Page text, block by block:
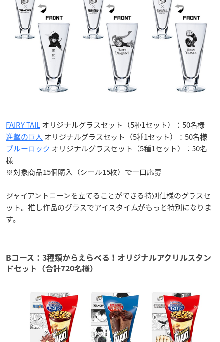
FAIRY TAILオリジナルグラスセット（5種1セット）：50名様
進撃の巨人 オリジナルグラスセット（5種1セット）：50名様
ブルーロック オリジナルグラスセット（5種1セット）：50名
様
※対象商品15個購入（シール15枚）で一口応募
ジャイアントコーンを立てることができる特別仕様のグラスセ
ット。推し作品のグラスでアイスタイムがもっと特別になりま
す。
Bコース：3種類からえらべる！オリジナルアクリルスタン
ドセット（合計720名様）